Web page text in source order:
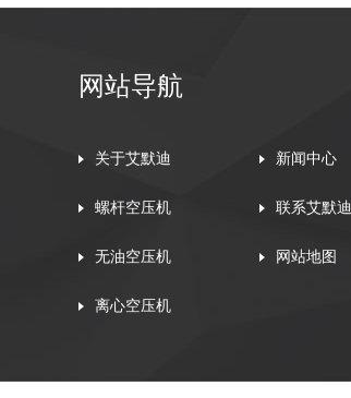
网站导航
关于艾默迪 新闻中心
螺杆空压机 联系艾默迪
无油空压机 网站地图
离心空压机